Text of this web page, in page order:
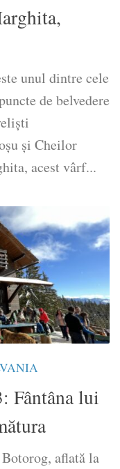
unul dintre cele
de belvedere
și Cheilor
acest vârf...
Fântâna lui
aflată la